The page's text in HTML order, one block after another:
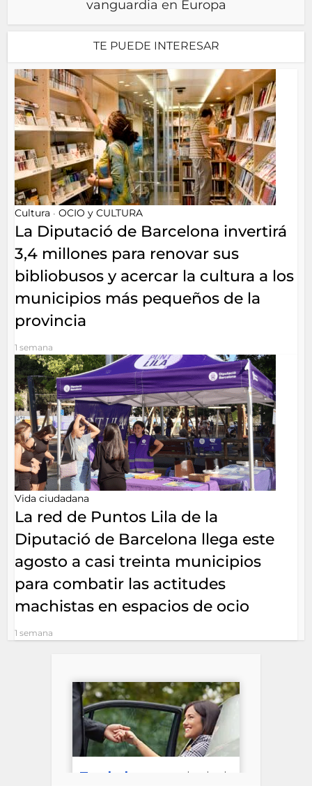
vanguardia en Europa
TE PUEDE INTERESAR
Cultura • OCIO y CULTURA
La Diputació de Barcelona invertirá
3,4 millones para renovar sus
bibliobusos y acercar la cultura a los
municipios más pequeños de la
provincia
1 semana
Vida ciudadana
La red de Puntos Lila de la
Diputació de Barcelona llega este
agosto a casi treinta municipios
para combatir las actitudes
machistas en espacios de ocio
1 semana